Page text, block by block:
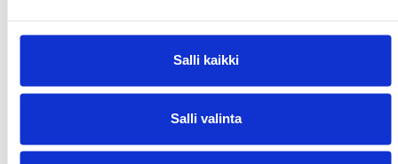
Salli kaikki
Salli valinta
Ravintola Sofia
Ristorante Momento
Sakura Teppanyaki
Stadium